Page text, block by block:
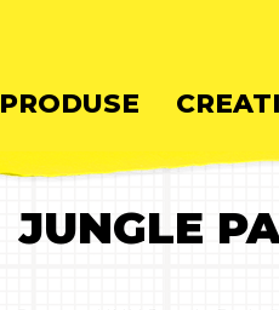
PRODUSE
JUNGLE